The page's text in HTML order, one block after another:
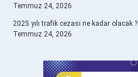
Temmuz 24, 2026
2025 yılı trafik cezası ne kadar olacak ?
Temmuz 24, 2026